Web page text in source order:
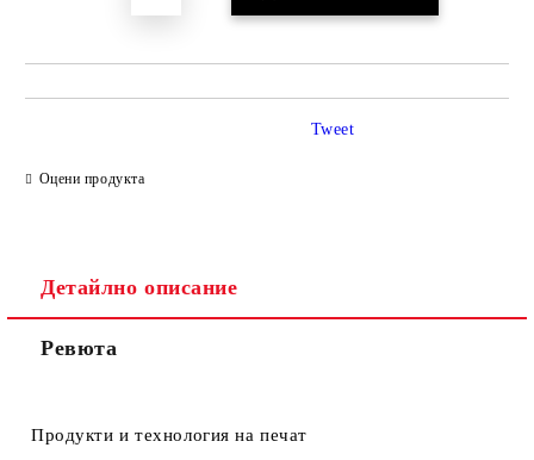
Оцени продукта
Tweet
Детайлно описание
Ревюта
Продукти и технология на печат